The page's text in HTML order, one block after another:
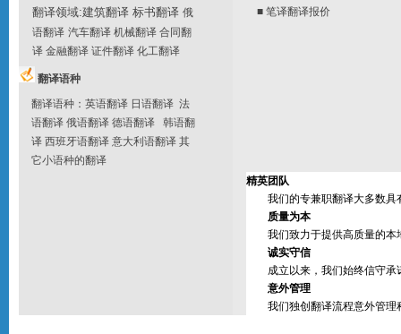
翻译领域:建筑翻译 标书翻译 俄
语翻译 汽车翻译 机械翻译 合同翻
译 金融翻译 证件翻译 化工翻译
翻译语种
翻译语种 ： 英语翻译 日语翻译 法
语翻译 俄语翻译 德语翻译
韩语翻
译 西班牙语翻译 意大利语翻译 其
它小语种的翻译
■ 笔译翻译报价
精英团队
我们的专兼职翻译大多数具
质量为本
我们致力于提供高质量的本
诚实守信
成立以来，我们始终信守承
意外管理
我们独创翻译流程意外管理